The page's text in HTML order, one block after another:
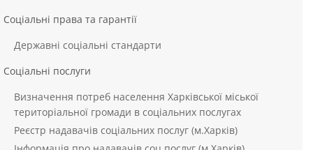
Соціальні права та гарантії
Державні соціальні стандарти
Соціальні послуги
Визначення потреб населення Харківської міської
територіальної громади в соціальних послугах
Реєстр надавачів соціальних послуг (м.Харків)